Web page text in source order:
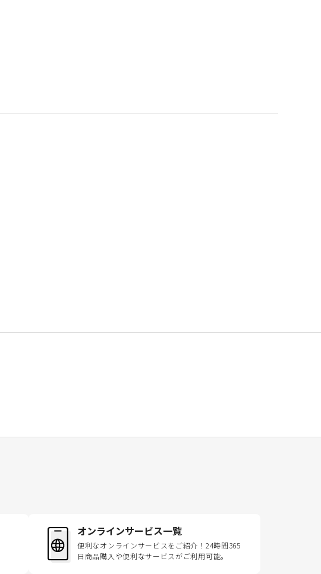
オンラインサービス一覧
便利なオンラインサービスをご紹介！24時間365
日商品購入や便利なサービスがご利用可能。